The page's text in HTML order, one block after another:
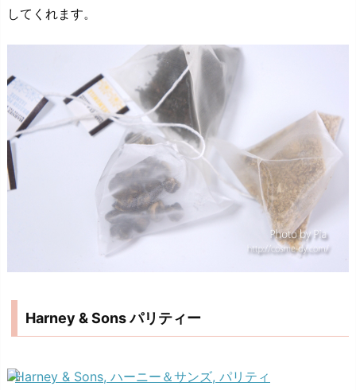
してくれます。
Harney & Sons パリティー
Harney & Sons, ハーニー＆サンズ, パリティ